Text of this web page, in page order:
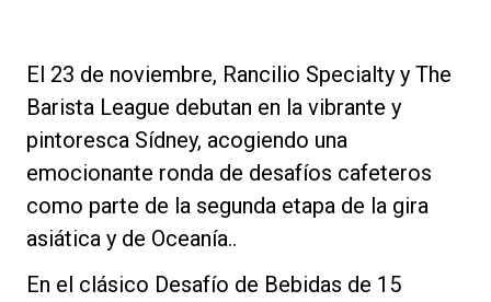
El 23 de noviembre, Rancilio Specialty y The
Barista League debutan en la vibrante y
pintoresca Sídney, acogiendo una
emocionante ronda de desafíos cafeteros
como parte de la segunda etapa de la gira
asiática y de Oceanía..
En el clásico Desafío de Bebidas de 15
Sostenibilidad
Connect
Contacto